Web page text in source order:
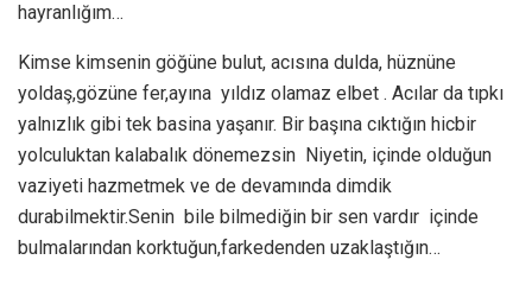
hayranlığım…
Kimse kimsenin göğüne bulut, acısına dulda, hüznüne
yoldaş,gözüne fer,ayına yıldız olamaz elbet . Acılar da tıpkı
yalnızlık gibi tek basina yaşanır. Bir başına cıktığın hicbir
yolculuktan kalabalık dönemezsin Niyetin, içinde olduğun
vaziyeti hazmetmek ve de devamında dimdik
durabilmektir.Senin bile bilmediğin bir sen vardır içinde
bulmalarından korktuğun,farkedenden uzaklaştığın…